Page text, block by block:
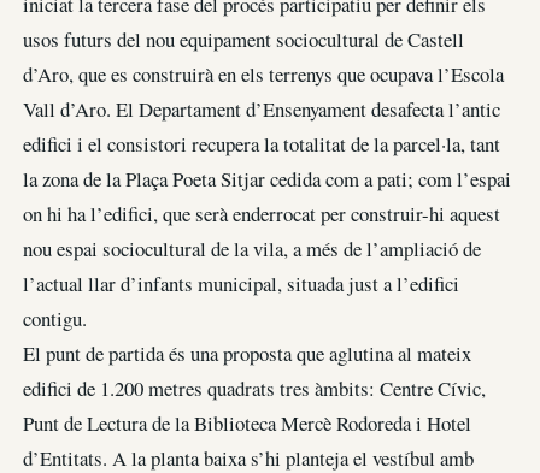
usos futurs del nou equipament sociocultural de Castell
d’Aro, que es construirà en els terrenys que ocupava l’Escola
Vall d’Aro. El Departament d’Ensenyament desafecta l’antic
edifici i el consistori recupera la totalitat de la parcel·la, tant
la zona de la Plaça Poeta Sitjar cedida com a pati; com l’espai
on hi ha l’edifici, que serà enderrocat per construir-hi aquest
nou espai sociocultural de la vila, a més de l’ampliació de
l’actual llar d’infants municipal, situada just a l’edifici
contigu.
El punt de partida és una proposta que aglutina al mateix
edifici de 1.200 metres quadrats tres àmbits: Centre Cívic,
Punt de Lectura de la Biblioteca Mercè Rodoreda i Hotel
d’Entitats. A la planta baixa s’hi planteja el vestíbul amb